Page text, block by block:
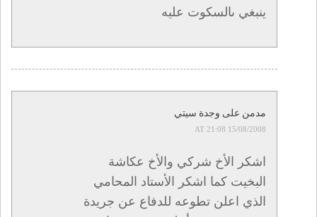
ينبغي ىالسكوت عليه
مدمن على وجدة سيتي
15/08/2008 AT 21:08
اشكر الأخ شركي والأخ عكاشة
البخيت كما اشكر الأستاد المحامي
الذي اعلن تطوعه للدفاع عن جريدة